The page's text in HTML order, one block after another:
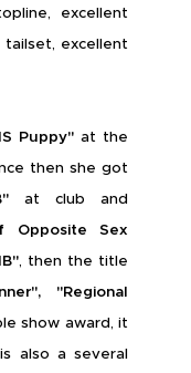
excellent
tailset, excellent
Puppy" at the
then she got
at club and
Opposite Sex
, then the title
"Regional
show award, it
also a several